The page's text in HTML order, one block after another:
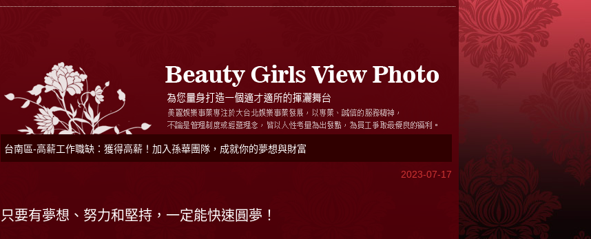
台南區-高薪工作職缺：獲得高薪！加入孫華團隊，成就你的夢想與財富
2023-07-17
只要有夢想、努力和堅持，一定能快速圓夢！